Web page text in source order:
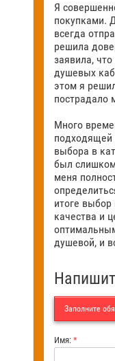
Я
покупками.
всегда
решила
заявила,
душевых
этом я
пострадало
Много
подходящей
выбора в
был
меня
итоге
качества и
душевой, и
Заполните
Имя: *